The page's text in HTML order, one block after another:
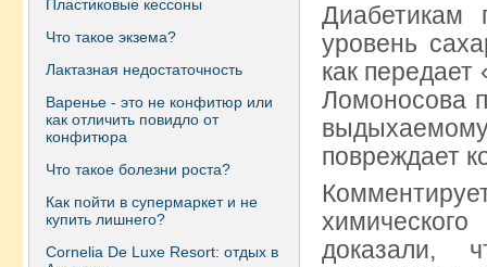
Пластиковые кессоны
Что такое экзема?
Лактазная недостаточность
Варенье - это не конфитюр или
как отличить повидло от
конфитюра
Что такое болезни роста?
Как пойти в супермаркет и не
купить лишнего?
Сornelia De Luxe Resort: отдых в
Диабетикам
уровень
как
Ломоносова
повреждает
доказали,